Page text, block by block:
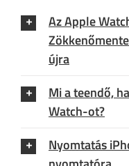
Az Apple
újra
Mi a teendő,
Watch-ot?
Nyomtatás